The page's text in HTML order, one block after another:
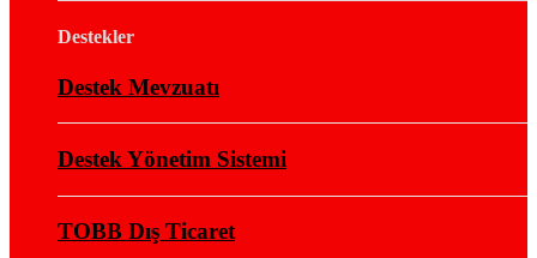
Destekler
Destek Mevzuatı
Destek Yönetim Sistemi
TOBB Dış Ticaret